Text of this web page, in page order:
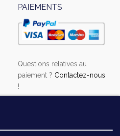
PAIEMENTS
Questions relatives au
paiement ? Contactez-nous
!